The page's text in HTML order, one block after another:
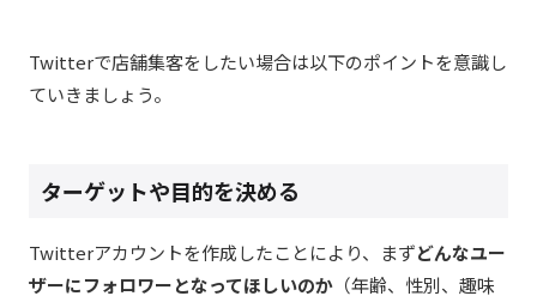
Twitterで店舗集客をしたい場合は以下のポイントを意識し
ていきましょう。
ターゲットや目的を決める
Twitterアカウントを作成したことにより、まずどんなユー
ザーにフォロワーとなってほしいのか （年齢、性別、趣味